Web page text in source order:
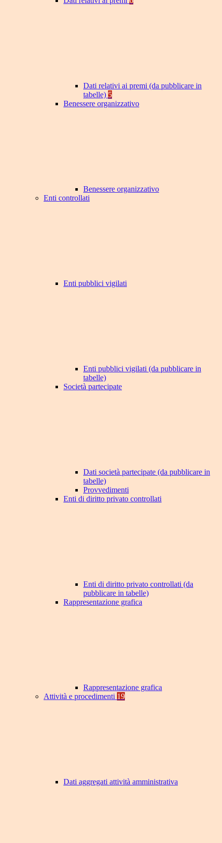
Dati relativi ai premi (da pubblicare in
tabelle) 5
Benessere organizzativo
Benessere organizzativo
Enti controllati
Enti pubblici vigilati
Enti pubblici vigilati (da pubblicare in
tabelle)
Società partecipate
Dati società partecipate (da pubblicare in
tabelle)
Provvedimenti
Enti di diritto privato controllati
Enti di diritto privato controllati (da
pubblicare in tabelle)
Rappresentazione grafica
Rappresentazione grafica
Attività e procedimenti 19
Dati aggregati attività amministrativa